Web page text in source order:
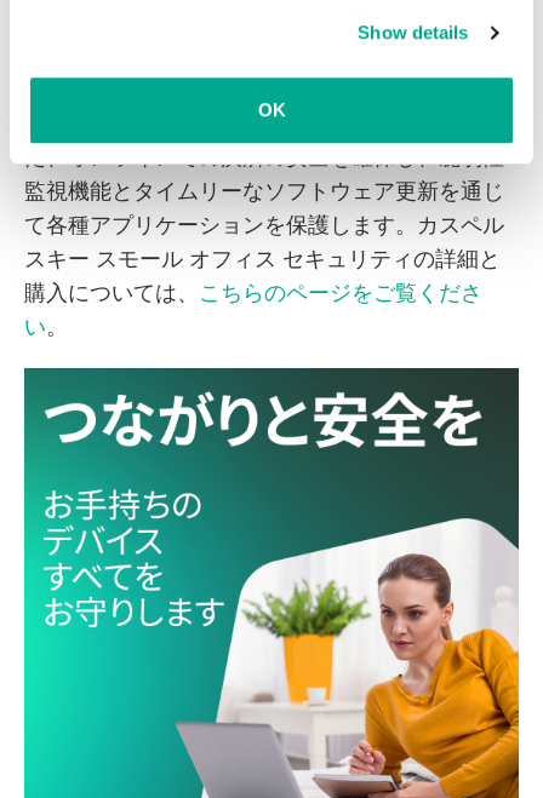
Show details
OK
よびMacコンピューター、Androidデバイス、
のランサムウェアに対応可能なほか、暗号化とバ
ックアップにより貴重なファイルを守ります。ま
た、オンラインでの決済の安全を確保し、脆弱性
監視機能とタイムリーなソフトウェア更新を通じ
て各種アプリケーションを保護します。カスペル
スキー スモール オフィス セキュリティの詳細と
購入については、 こちらのページをご覧くださ
い。